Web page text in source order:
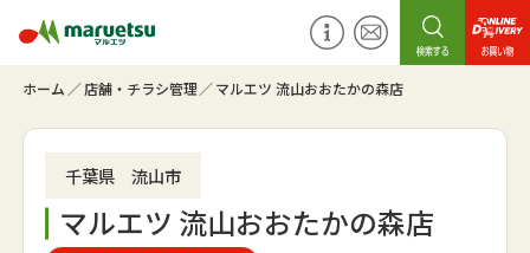
ホーム 店舗・チラシ管理 マルエツ 流山おおたかの森店
千葉県 流山市
マルエツ 流山おおたかの森店